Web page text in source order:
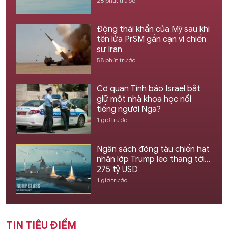
Động thái khẩn của Mỹ sau khi
tên lửa PrSM gần cạn vì chiến
sự Iran
58 phút trước
Cơ quan Tình báo Israel bắt
giữ một nhà khoa học nổi
tiếng người Nga?
1 giờ trước
Ngân sách đóng tàu chiến hạt
nhân lớp Trump leo thang tới...
275 tỷ USD
1 giờ trước
TIN TIÊU ĐIỂM